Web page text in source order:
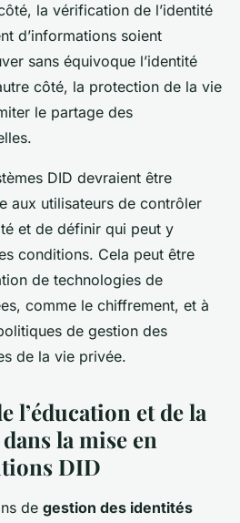
la vérification de l’identité
d’informations soient
sans équivoque l’identité
côté, la protection de la vie
le partage des
DID devraient être
aux utilisateurs de contrôler
et de définir qui peut y
conditions. Cela peut être
de technologies de
comme le chiffrement, et à
de gestion des
de la vie privée.
l’éducation et de la
la mise en
DID
de gestion des identités